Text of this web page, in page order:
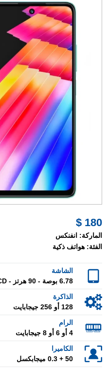
180 $
الماركة: انفنكس
الفئة: هواتف ذكية
الشاشة
6.78 بوصة - 90 هرتز - IPS LCD
الذاكرة
128 أو 256 جيجابايت
الرام
4 أو 6 أو 8 جيجابايت
الكاميرا
50 + 0.3 ميجابكسل